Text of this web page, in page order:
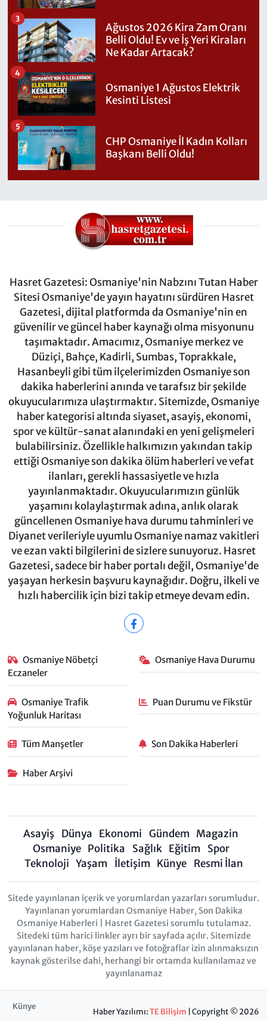
Ağustos 2026 Kira Zam Oranı
Belli Oldu! Ev ve İş Yeri Kiraları
Ne Kadar Artacak?
3
Osmaniye 1 Ağustos Elektrik
Kesinti Listesi
4
CHP Osmaniye İl Kadın Kolları
Başkanı Belli Oldu!
5
Hasret Gazetesi: Osmaniye'nin Nabzını Tutan Haber
Sitesi Osmaniye'de yayın hayatını sürdüren Hasret
Gazetesi, dijital platformda da Osmaniye'nin en
güvenilir ve güncel haber kaynağı olma misyonunu
taşımaktadır. Amacımız, Osmaniye merkez ve
Düziçi, Bahçe, Kadirli, Sumbas, Toprakkale,
Hasanbeyli gibi tüm ilçelerimizden Osmaniye son
dakika haberlerini anında ve tarafsız bir şekilde
okuyucularımıza ulaştırmaktır. Sitemizde, Osmaniye
haber kategorisi altında siyaset, asayiş, ekonomi,
spor ve kültür-sanat alanındaki en yeni gelişmeleri
bulabilirsiniz. Özellikle halkımızın yakından takip
ettiği Osmaniye son dakika ölüm haberleri ve vefat
ilanları, gerekli hassasiyetle ve hızla
yayınlanmaktadır. Okuyucularımızın günlük
yaşamını kolaylaştırmak adına, anlık olarak
güncellenen Osmaniye hava durumu tahminleri ve
Diyanet verileriyle uyumlu Osmaniye namaz vakitleri
ve ezan vakti bilgilerini de sizlere sunuyoruz. Hasret
Gazetesi, sadece bir haber portalı değil, Osmaniye'de
yaşayan herkesin başvuru kaynağıdır. Doğru, ilkeli ve
hızlı habercilik için bizi takip etmeye devam edin.
Osmaniye Nöbetçi
Eczaneler
Osmaniye Hava Durumu
Osmaniye Trafik
Yoğunluk Haritası
Puan Durumu ve Fikstür
Tüm Manşetler Son Dakika Haberleri
Haber Arşivi
Asayiş Dünya Ekonomi Gündem Magazin
Osmaniye Politika Sağlık Eğitim
Spor
Teknoloji Yaşam İletişim Künye Resmi İlan
Sitede yayınlanan içerik ve yorumlardan yazarları sorumludur.
Yayınlanan yorumlardan Osmaniye Haber, Son Dakika
Osmaniye Haberleri | Hasret Gazetesi sorumlu tutulamaz.
Sitedeki tüm harici linkler ayrı bir sayfada açılır. Sitemizde
yayınlanan haber, köşe yazıları ve fotoğraflar izin alınmaksızın
kaynak gösterilse dahi, herhangi bir ortamda kullanılamaz ve
yayınlanamaz
Künye Haber Yazılımı:TE Bilişim | Copyright © 2026